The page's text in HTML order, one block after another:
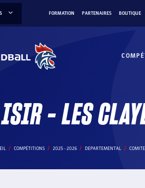
FORMATION PARTENAIRES BOUTIQUE
- LES
COMPÉTITIONS 2025 - 2026 DEPARTEMENTAL